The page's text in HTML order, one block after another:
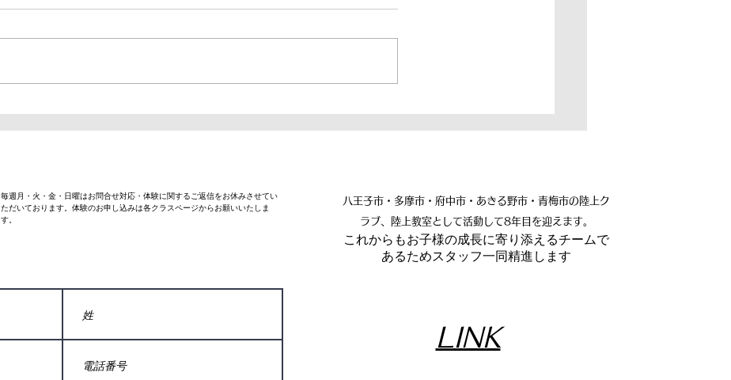
ンスクラス紹介
連絡方法と練習スケジュール
​毎週月・火・金・日曜はお問合せ対応・体験に関するご返信をお休みさせてい
ただいております。体験のお申し込みは各クラスページからお願いいたしま
す。
八王子市・多摩市・府中市・あきる野市・青梅市の陸上ク
ラブ、陸上教室として活動して8年目を迎えます。
​これからもお子様の成長に寄り添えるチームで
あるためスタッフ一同精進します
LINK